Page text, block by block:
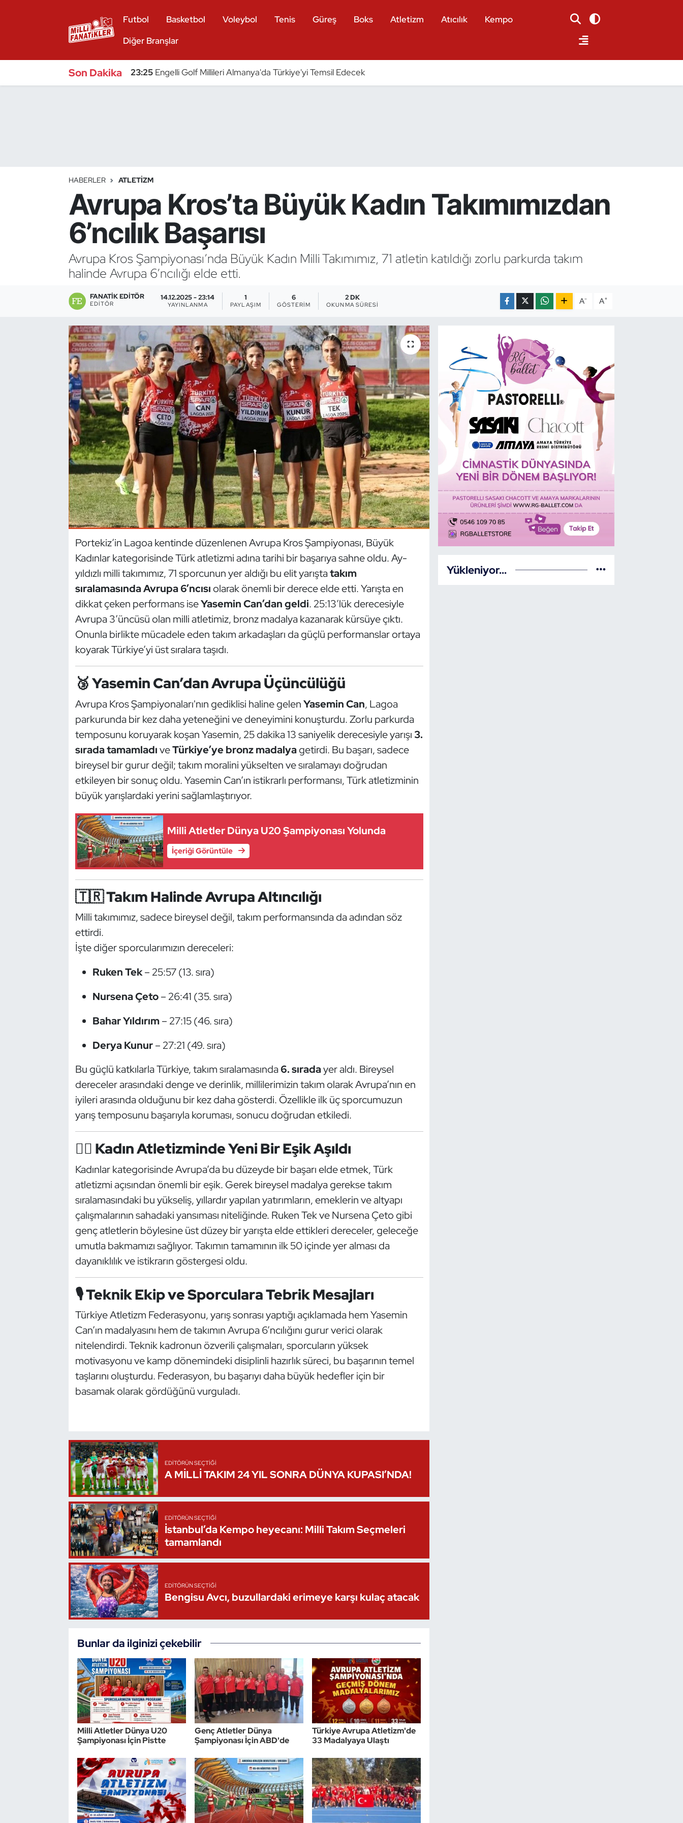
Futbol Basketbol Voleybol Tenis Güreş Boks Atletizm Atıcılık
Kempo
Diğer Branşlar
Son Dakika 23:25 Engelli Golf Millileri Almanya'da Türkiye'yi Temsil Edecek
HABERLER ATLETIZM
Avrupa Kros’ta Büyük Kadın Takımımızdan
6’ncılık Başarısı
Avrupa Kros Şampiyonası’nda Büyük Kadın Milli Takımımız, 71 atletin katıldığı zorlu parkurda takım
halinde Avrupa 6’ncılığı elde etti.
FANATIK EDITÖR
EDITÖR
14.12.2025 - 23:14
YAYINLANMA
1
PAYLAŞIM
6
GÖSTERIM
2 DK
OKUNMA SÜRESI A- A+
Portekiz’in Lagoa kentinde düzenlenen Avrupa Kros Şampiyonası, Büyük
Kadınlar kategorisinde Türk atletizmi adına tarihi bir başarıya sahne oldu. Ay-
yıldızlı milli takımımız, 71 sporcunun yer aldığı bu elit yarıştatakım
sıralamasında Avrupa 6’ncısıolarak önemli bir derece elde etti. Yarışta en
dikkat çeken performans iseYasemin Can’dan geldi. 25:13’lük derecesiyle
Avrupa 3’üncüsü olan milli atletimiz, bronz madalya kazanarak kürsüye çıktı.
Onunla birlikte mücadele eden takım arkadaşları da güçlü performanslar ortaya
koyarak Türkiye’yi üst sıralara taşıdı.
🥉 Yasemin Can’dan Avrupa Üçüncülüğü
Avrupa Kros Şampiyonaları'nın gediklisi haline gelenYasemin Can, Lagoa
parkurunda bir kez daha yeteneğini ve deneyimini konuşturdu. Zorlu parkurda
temposunu koruyarak koşan Yasemin, 25 dakika 13 saniyelik derecesiyle yarışı 3.
sırada tamamladıveTürkiye’ye bronz madalyagetirdi. Bu başarı, sadece
bireysel bir gurur değil; takım moralini yükselten ve sıralamayı doğrudan
etkileyen bir sonuç oldu. Yasemin Can’ın istikrarlı performansı, Türk atletizminin
büyük yarışlardaki yerini sağlamlaştırıyor.
Milli Atletler Dünya U20 Şampiyonası Yolunda
İçeriği Görüntüle
🇹🇷 Takım Halinde Avrupa Altıncılığı
Milli takımımız, sadece bireysel değil, takım performansında da adından söz
ettirdi.
İşte diğer sporcularımızın dereceleri:
Ruken Tek– 25:57 (13. sıra)
Nursena Çeto– 26:41 (35. sıra)
Bahar Yıldırım– 27:15 (46. sıra)
Derya Kunur– 27:21 (49. sıra)
Bu güçlü katkılarla Türkiye, takım sıralamasında6. sıradayer aldı. Bireysel
dereceler arasındaki denge ve derinlik, millilerimizin takım olarak Avrupa’nın en
iyileri arasında olduğunu bir kez daha gösterdi. Özellikle ilk üç sporcumuzun
yarış temposunu başarıyla koruması, sonucu doğrudan etkiledi.
🏃‍♀️ Kadın Atletizminde Yeni Bir Eşik Aşıldı
Kadınlar kategorisinde Avrupa’da bu düzeyde bir başarı elde etmek, Türk
atletizmi açısından önemli bir eşik. Gerek bireysel madalya gerekse takım
sıralamasındaki bu yükseliş, yıllardır yapılan yatırımların, emeklerin ve altyapı
çalışmalarının sahadaki yansıması niteliğinde. Ruken Tek ve Nursena Çeto gibi
genç atletlerin böylesine üst düzey bir yarışta elde ettikleri dereceler, geleceğe
umutla bakmamızı sağlıyor. Takımın tamamının ilk 50 içinde yer alması da
dayanıklılık ve istikrarın göstergesi oldu.
🎙️ Teknik Ekip ve Sporculara Tebrik Mesajları
Türkiye Atletizm Federasyonu, yarış sonrası yaptığı açıklamada hem Yasemin
Can’ın madalyasını hem de takımın Avrupa 6’ncılığını gurur verici olarak
nitelendirdi. Teknik kadronun özverili çalışmaları, sporcuların yüksek
motivasyonu ve kamp dönemindeki disiplinli hazırlık süreci, bu başarının temel
taşlarını oluşturdu. Federasyon, bu başarıyı daha büyük hedefler için bir
basamak olarak gördüğünü vurguladı.
EDITÖRÜN SEÇTIĞI
A MİLLİ TAKIM 24 YIL SONRA DÜNYA KUPASI’NDA!
EDITÖRÜN SEÇTIĞI
İstanbul’da Kempo heyecanı: Milli Takım Seçmeleri
tamamlandı
EDITÖRÜN SEÇTIĞI
Bengisu Avcı, buzullardaki erimeye karşı kulaç atacak
Bunlar da ilginizi çekebilir
Milli Atletler Dünya U20
Şampiyonası İçin Pistte
Genç Atletler Dünya
Şampiyonası İçin ABD'de
Türkiye Avrupa Atletizm'de
33 Madalyaya Ulaştı
Yükleniyor...
Bocce Bowling Dart
Buz Hokeyi
Buz Pateni
Çim Hokeyi
Cimnastik
Dans Sporları
Dövüş Sanatı
Hava Sporları
İşitme Engelli Sporcular
Judo ve Kuraş
Kano ve Rafting
Modern Pentatlon
Motor Sporları
Özel Sporcular
Sualtı Sporları
Vücut Geliştirme Fitness
Wushu Kungfu